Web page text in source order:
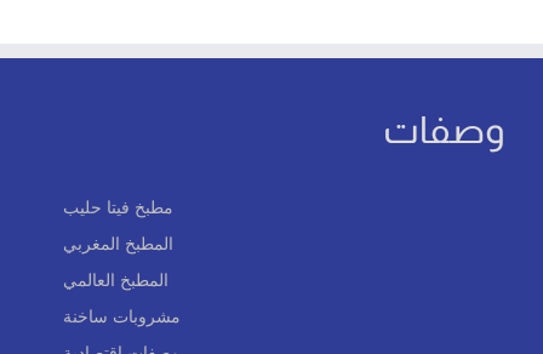
وصفات
مطبخ فيتا حليب
المطبخ المغربي
المطبخ العالمي
مشروبات ساخنة